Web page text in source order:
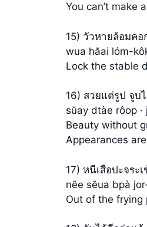
You can’t make
15) วัวหายล้อมคอ
wua hăai lóm-
Lock the stable
16) สวยแต่รูป จูบ
sŭay dtàe rôop
Beauty without
Appearances
17) หนีเสือปะจระเ
nĕe sĕua bpà
Out of the frying